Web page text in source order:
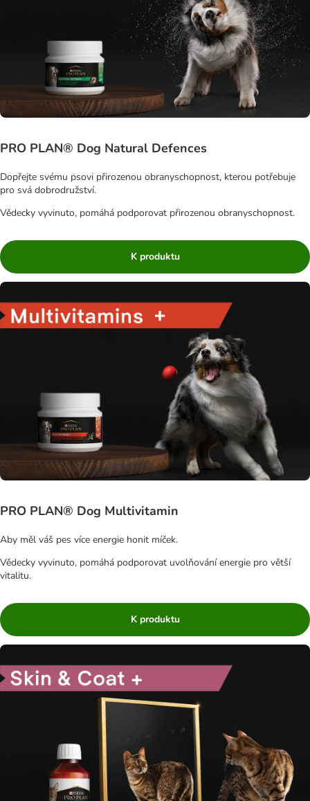
PRO PLAN® Dog Natural Defences
Dopřejte svému psovi přirozenou obranyschopnost, kterou potřebuje
pro svá dobrodružství.
Vědecky vyvinuto, pomáhá podporovat přirozenou obranyschopnost.
K produktu
PRO PLAN® Dog Multivitamin
Aby měl váš pes více energie honit míček.
Vědecky vyvinuto, pomáhá podporovat uvolňování energie pro větší
vitalitu.
K produktu